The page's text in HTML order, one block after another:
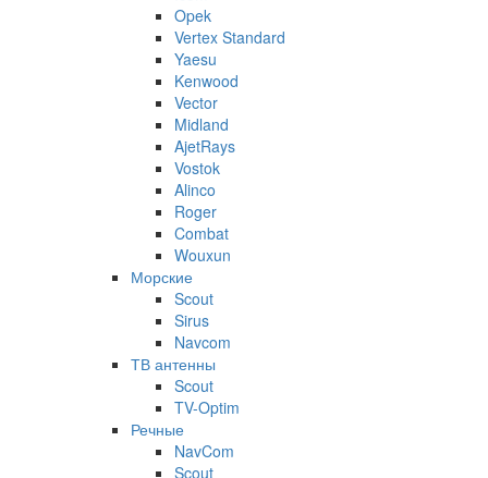
Opek
Vertex Standard
Yaesu
Kenwood
Vector
Midland
AjetRays
Vostok
Alinco
Roger
Combat
Wouxun
Морские
Scout
Sirus
Navcom
ТВ антенны
Scout
TV-Optim
Речные
NavCom
Scout